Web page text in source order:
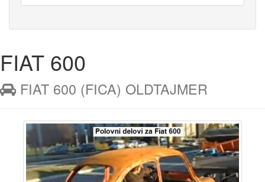
FIAT 600
FIAT 600 (FICA) OLDTAJMER